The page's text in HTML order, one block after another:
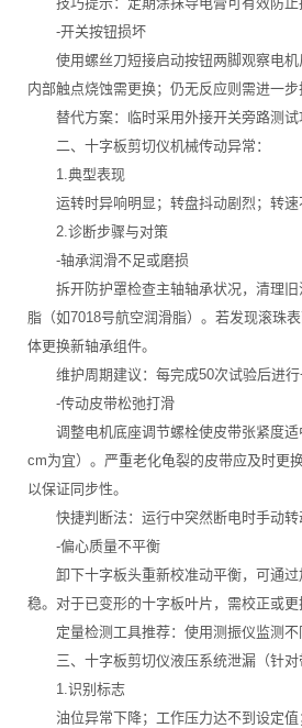
-开关按钮损坏
使用螺丝刀短接启动按钮两脚观察电机
内部触点烧蚀需更换；仍无反应则需进一步
替代方案：临时采用外接开关旁路测试
二、十字板剪切仪机械传动异常：
1.典型表现
运转时异响明显；转盘抖动剧烈；转速
2.诊断步骤与对策
-轴承润滑不足或磨损
拆开防护罩检查主轴轴承状况，清理旧
脂（如7018号航空润滑脂）。若发现滚珠
体更换新轴承组件。
维护周期建议：每完成50次试验后进行
-传动皮带松弛打滑
调整电机底座调节螺栓使皮带张紧度适
cm为宜）。严重老化龟裂的皮带应及时更
以保证同步性。
快捷判断法：运行中突然断电时手动转
-偏心质量不平衡
卸下十字板头重新校准动平衡，可通过
稳。对于已变形的十字板叶片，需校正或更
定量检测工具推荐：使用测振仪监测不
三、十字板剪切仪液压系统泄漏（针对
1.识别标志
油位异常下降；工作压力达不到设定值